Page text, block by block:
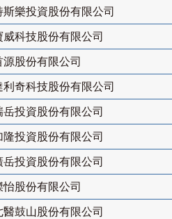
斯樂投資股份有限公司
威科技股份有限公司
源股份有限公司
利奇科技股份有限公司
岳投資股份有限公司
隆投資股份有限公司
岳投資股份有限公司
怡股份有限公司
醫鼓山股份有限公司